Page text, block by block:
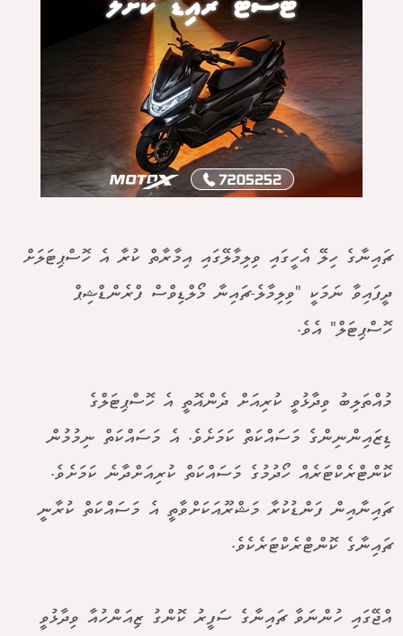
ޗައިނާގެ ހިލޭ އެހީގައި ވިލިމާލޭގައި އިމާރާތް ކުރާ އެ ހޮސްޕިޓަލަށް
ދީފައިވާ ނަމަކީ "ވިލިމާލެ-ޗައިނާ މޯލްޑިވްސް ފްރެންޑްޝިޕް
ހޮސްޕިޓަލް" އެވެ.
މުއްތަލިބު ވިދާޅުވީ ކުރިއަށް ދެންއޮތީ އެ ހޮސްޕިޓަލްގެ
ޑިޒައިންނިންގެ މަސައްކަތް ކަމަށެވެ. އެ މަސައްކަތް ނިމުމުން
ކޮންޓްރެކްޓަރެއް ހޯދުމުގެ މަސައްކަތް ކުރިއަށްދާނެ ކަމަށެވެ.
ޗައިނާއިން ފަންޑުކުރާ މަޝްރޫއަކަށްވާތީ އެ މަސައްކަތް ކުރާނީ
ޗައިނާގެ ކޮންޓްރެކްޓަރެކެވެ.
އްޖޭގައި ހުންނަވާ ޗައިނާގެ ސަފީރު ކޮންގު ޒިއަންހުއާ ވިދާޅުވީ